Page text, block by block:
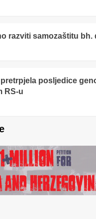
razviti samozaštitu bh.
posljedice
RS-u